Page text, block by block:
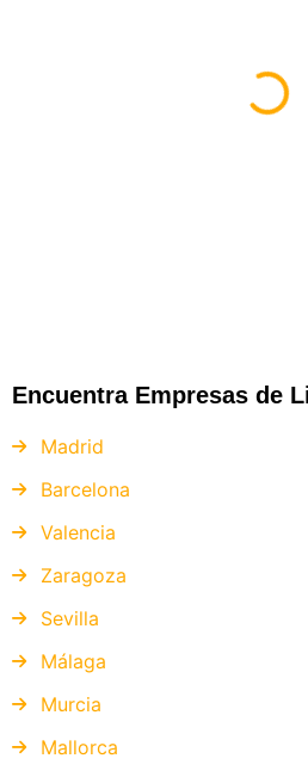
Encuentra Empresas de
Madrid
Barcelona
Valencia
Zaragoza
Sevilla
Málaga
Murcia
Mallorca